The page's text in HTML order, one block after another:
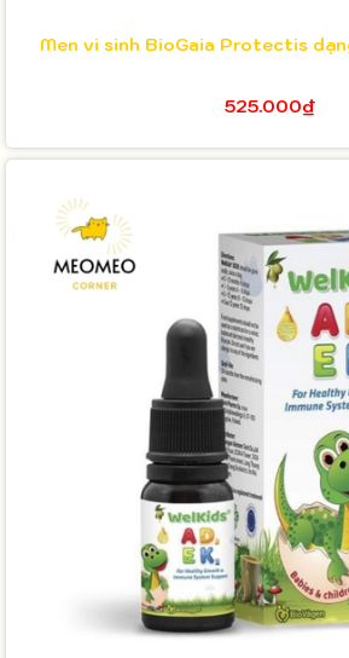
Men vi sinh BioGaia Protectis
525.000₫